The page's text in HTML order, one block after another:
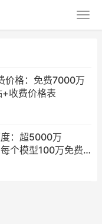
价格：免费7000万
收费价格表
：超5000万
个模型100万免费